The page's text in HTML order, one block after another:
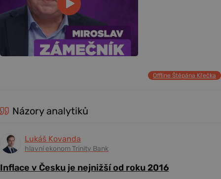
Offline Štěpána Křečka
Názory analytiků
Lukáš Kovanda
hlavní ekonom Trinity Bank
Inflace v Česku je nejnižší od roku 2016